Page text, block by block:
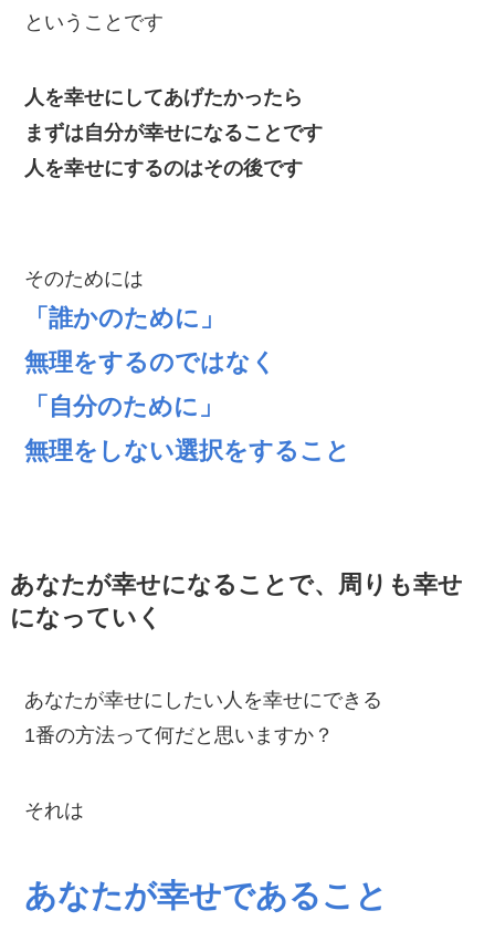
ということです
人を幸せにしてあげたかったら
まずは自分が幸せになることです
人を幸せにするのはその後です
そのためには
「誰かのために」
無理をするのではなく
「自分のために」
無理をしない選択をすること
あなたが幸せになることで、周りも幸せ
になっていく
あなたが幸せにしたい人を幸せにできる
1番の方法って何だと思いますか？
それは
あなたが幸せであること